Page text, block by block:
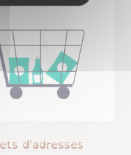
d'adresses